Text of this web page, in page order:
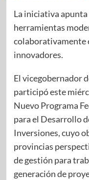
La iniciativa
herramientas
colaborativamente
innovadores.
El vicegobernador
participó este
Nuevo Programa
para el Desarrollo
Inversiones, cuyo
provincias
de gestión para
generación de